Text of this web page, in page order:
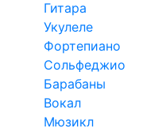
Гитара
Укулеле
Фортепиано
Сольфеджио
Барабаны
Вокал
Мюзикл